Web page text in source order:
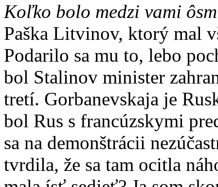
Koľko bolo medzi vami
Paška Litvinov, ktorý mal
Podarilo sa mu to, lebo
bol Stalinov minister
tretí. Gorbanevskaja je
bol Rus s francúzskymi
sa na demonštrácii
tvrdila, že sa tam ocitla